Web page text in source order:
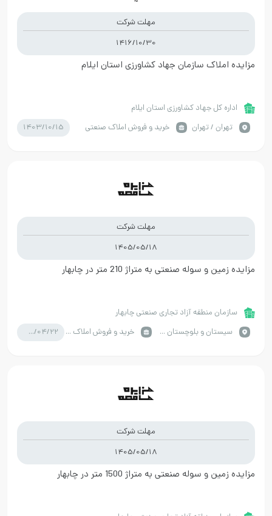
مهلت شرکت
1416/10/30
مزایده املاک سازمان جهاد کشاورزی استان ایلام
اداره کل جهاد کشاورزی استان ایلام
تهران / تهران
خرید و فروش املاک صنعتی 1403/10/15
مهلت شرکت
1405/05/18
مزایده زمین و سوله صنعتی به متراژ 210 متر در چابهار
سازمان منطقه آزاد تجاری صنعتی چابهار
سيستان و بلوچستان / چابهار
خرید و فروش املاک صنعتی 1405/04/22
مهلت شرکت
1405/05/18
مزایده زمین و سوله صنعتی به متراژ 1500 متر در چابهار